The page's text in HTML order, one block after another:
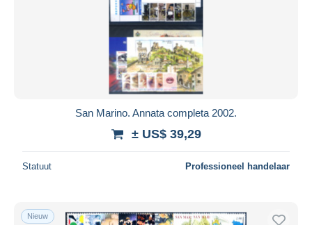
San Marino. Annata completa 2002.
± US$ 39,29
Statuut Professioneel handelaar
Nieuw